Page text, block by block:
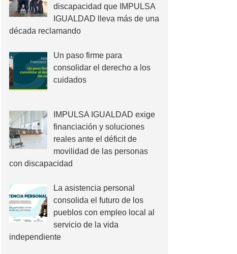
discapacidad que IMPULSA
IGUALDAD lleva más de una
década reclamando
Un paso firme para
consolidar el derecho a los
cuidados
IMPULSA IGUALDAD exige
financiación y soluciones
reales ante el déficit de
movilidad de las personas
con discapacidad
La asistencia personal
consolida el futuro de los
pueblos con empleo local al
servicio de la vida
independiente